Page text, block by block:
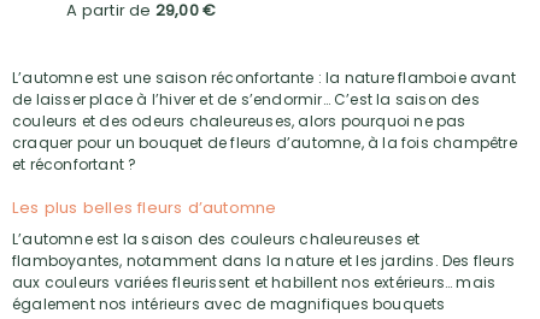
A partir de 29,00 €
L’automne est une saison réconfortante : la nature flamboie avant
de laisser place à l’hiver et de s’endormir… C’est la saison des
couleurs et des odeurs chaleureuses, alors pourquoi ne pas
craquer pour un bouquet de fleurs d’automne, à la fois champêtre
et réconfortant ?
Les plus belles fleurs d’automne
L’automne est la saison des couleurs chaleureuses et
flamboyantes, notamment dans la nature et les jardins. Des fleurs
aux couleurs variées fleurissent et habillent nos extérieurs… mais
également nos intérieurs avec de magnifiques bouquets